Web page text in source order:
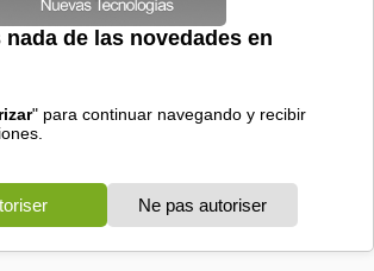
alibaba inicio festival
Ordenar por fecha-Ordenar por pertinencia